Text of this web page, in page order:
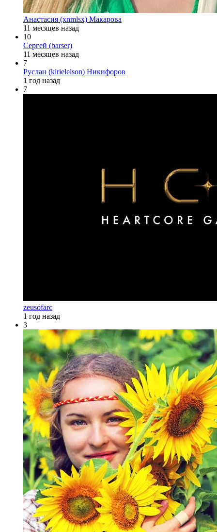
Анастасия (xnmlsx) Макарова
11 месяцев назад
10
Сергей (barser)
11 месяцев назад
7
Руслан (kirieleison) Никифоров
1 год назад
7
zeusofarc
1 год назад
3